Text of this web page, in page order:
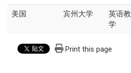
美国 宾州大学
英语教
学
Print this page